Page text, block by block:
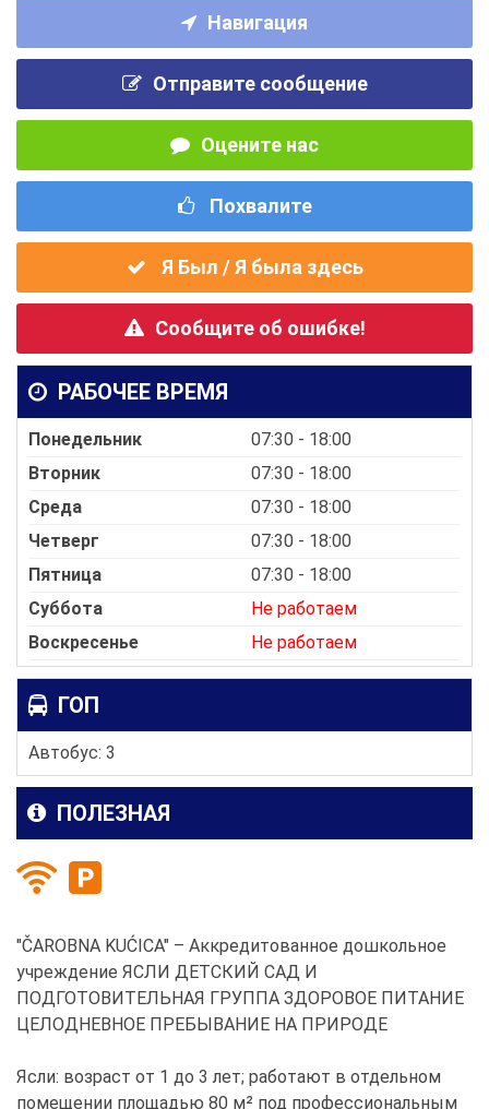
Навигация
Отправите сообщение
Оцените нас
Похвалите
Я Был / Я была здесь
Сообщите об ошибке!
РАБОЧЕЕ ВРЕМЯ
Понедельник
07:30 - 18:00
Вторник
07:30 - 18:00
Среда
07:30 - 18:00
Четверг
07:30 - 18:00
Пятница
07:30 - 18:00
Суббота
Не работаем
Воскресенье
Не работаем
ГОП
Автобус: 3
ПОЛЕЗНАЯ
"ČAROBNA KUĆICA" – Аккредитованное дошкольное
учреждение ЯСЛИ ДЕТСКИЙ САД И
ПОДГОТОВИТЕЛЬНАЯ ГРУППА ЗДОРОВОЕ ПИТАНИЕ
ЦЕЛОДНЕВНОЕ ПРЕБЫВАНИЕ НА ПРИРОДЕ
Ясли: возраст от 1 до 3 лет; работают в отдельном
помещении площадью 80 м² под профессиональным